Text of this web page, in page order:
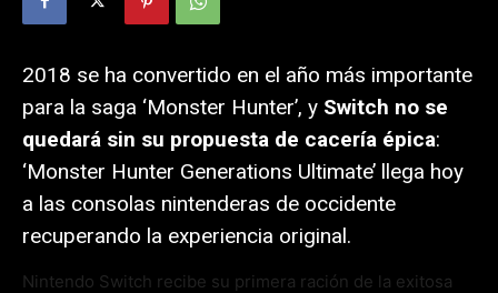
2018 se ha convertido en el año más importante
para la saga ‘Monster Hunter’, y Switch no se
quedará sin su propuesta de cacería épica:
‘Monster Hunter Generations Ultimate’ llega hoy
a las consolas nintenderas de occidente
recuperando la experiencia original.
Nintendo Switch recibe su primera ración de la exitosa